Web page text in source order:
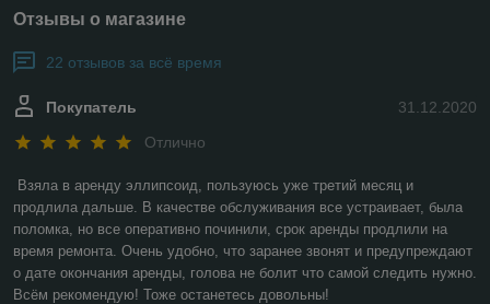
Отзывы о магазине
22 отзывов за всё время
31.12.2020
Покупатель
Отлично
Взяла в аренду эллипсоид, пользуюсь уже третий месяц и
продлила дальше. В качестве обслуживания все устраивает, была
поломка, но все оперативно починили, срок аренды продлили на
время ремонта. Очень удобно, что заранее звонят и предупреждают
о дате окончания аренды, голова не болит что самой следить нужно.
Всём рекомендую! Тоже останетесь довольны!